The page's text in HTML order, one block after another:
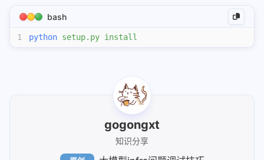
bash
1 python setup.py install
gogongxt
知识分享
Function Call和MCP
hisparse
cs336-03-性能分析